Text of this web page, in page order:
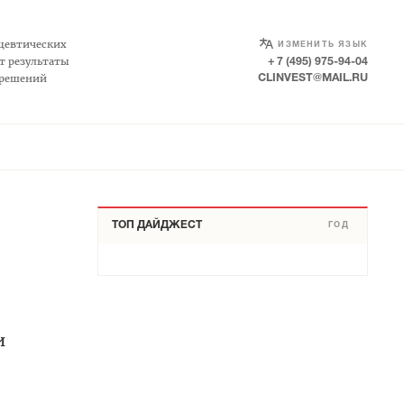
результаты
ИЗМЕНИТЬ ЯЗЫК
SELECT LANGUAGE
+ 7 (495) 975-94-04
CLINVEST@MAIL.RU
ТОП ДАЙДЖЕСТ ГОД